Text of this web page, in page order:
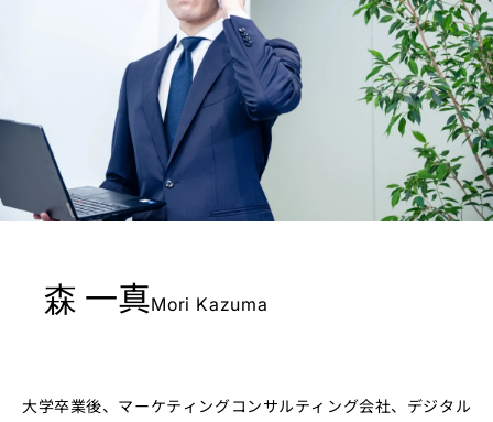
森 一真Mori Kazuma
大学卒業後、マーケティングコンサルティング会社、デジタル